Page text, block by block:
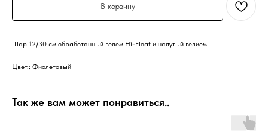
В корзину
Шар 12/30 см обработанный гелем Hi-Float и надутый гелием
Цвет.: Фиолетовый
Так же вам может понравиться..